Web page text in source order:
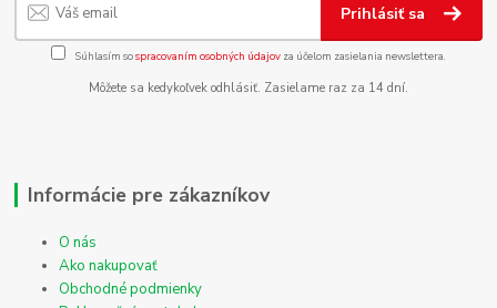
Prihlásiť sa
Súhlasím sospracovaním osobných údajov za účelom zasielania newslettera.
Môžete sa kedykoľvek odhlásiť. Zasielame raz za 14 dní.
Informácie pre zákazníkov
O nás
Ako nakupovať
Obchodné podmienky